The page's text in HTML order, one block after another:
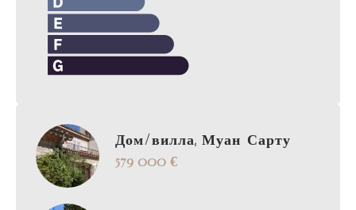
Дом/вилла, Муан-Сарту
579 000 €